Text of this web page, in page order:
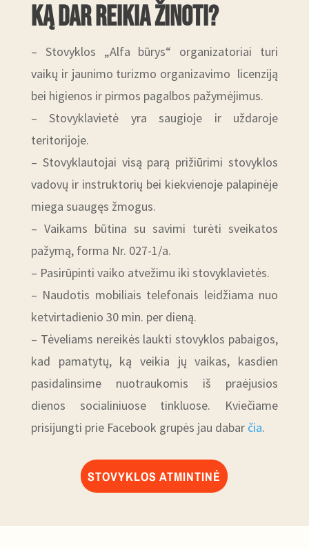
KĄ DAR REIKIA ŽINOTI?
– Stovyklos „Alfa būrys“ organizatoriai turi
vaikų ir jaunimo turizmo organizavimo licenziją
bei higienos ir pirmos pagalbos pažymėjimus.
– Stovyklavietė yra saugioje ir uždaroje
teritorijoje.
– Stovyklautojai visą parą prižiūrimi stovyklos
vadovų ir instruktorių bei kiekvienoje palapinėje
miega suaugęs žmogus.
– Vaikams būtina su savimi turėti sveikatos
pažymą, forma Nr. 027-1/a.
– Pasirūpinti vaiko atvežimu iki stovyklavietės.
– Naudotis mobiliais telefonais leidžiama nuo
ketvirtadienio 30 min. per dieną.
– Tėveliams nereikės laukti stovyklos pabaigos,
kad pamatytų, ką veikia jų vaikas, kasdien
pasidalinsime nuotraukomis iš praėjusios
dienos socialiniuose tinkluose. Kviečiame
prisijungti prie Facebook grupės jau dabar čia.
STOVYKLOS ATMINTINĖ